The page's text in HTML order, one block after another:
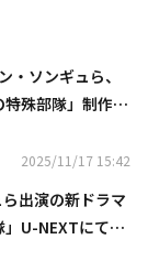
・ソンギュら、
殊部隊」制作発
2025/11/17 15:42
出演の新ドラマ
」U-NEXTにて11